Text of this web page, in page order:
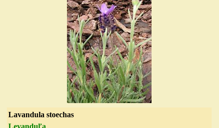
Lavandula stoechas
Levanduľa